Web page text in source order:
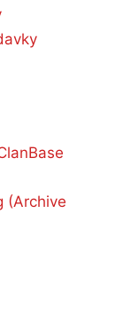
(Archive